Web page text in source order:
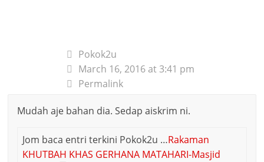
Pokok2u
March 16, 2016 at 3:41 pm
Permalink
Mudah aje bahan dia. Sedap aiskrim ni.
Jom baca entri terkini Pokok2u …Rakaman
KHUTBAH KHAS GERHANA MATAHARI-Masjid